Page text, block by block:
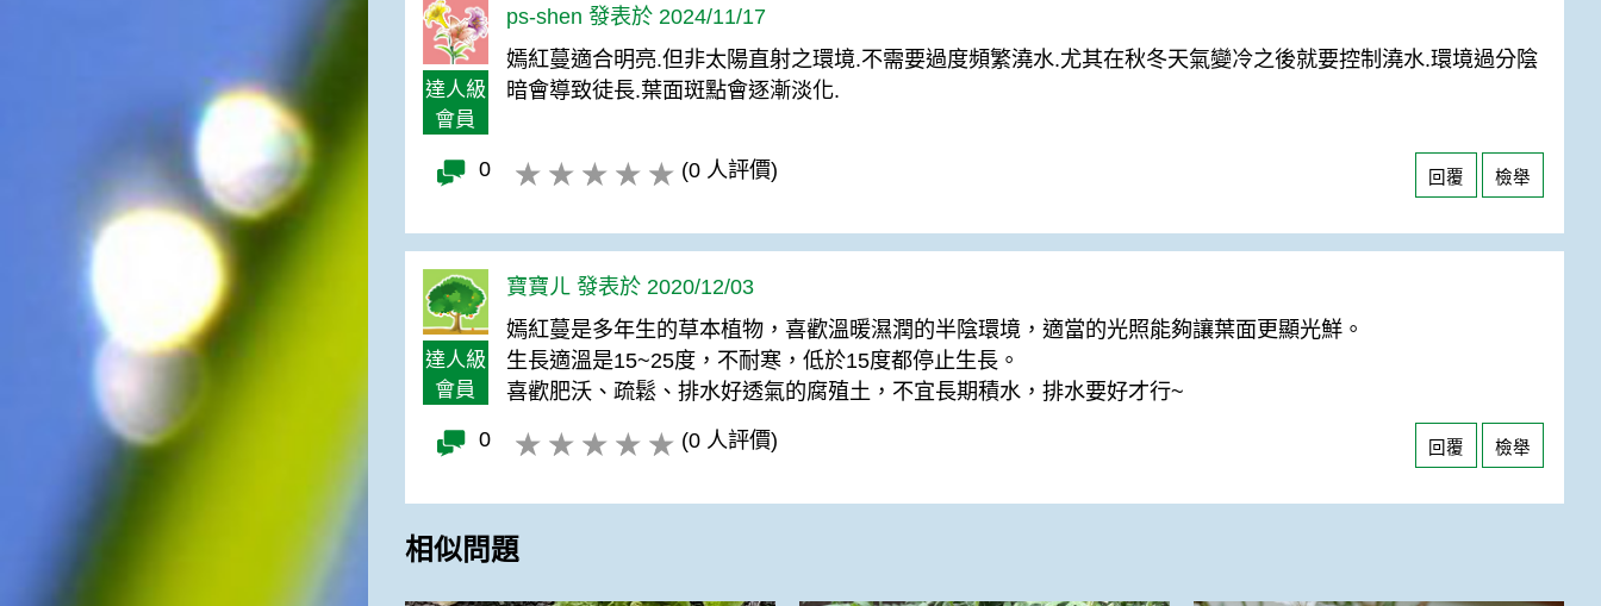
月，則漁民的作業期會比較早
結束；如果「立秋日」在七
月，則天氣會持續穩定，今年
的捕魚季節就會比較長，而漁
民們的收入也會相對提高呢！
達人級
會員
ps-shen 發表於 2024/11/17
嫣紅蔓適合明亮.但非太陽直射之環境.不需要過度頻繁澆水.尤其在秋冬天氣變冷之後就要控制澆水.環境過分陰
暗會導致徒長.葉面斑點會逐漸淡化.
0 (0 人評價) 回覆 檢舉
達人級
會員
寶寶ㄦ 發表於 2020/12/03
嫣紅蔓是多年生的草本植物，喜歡溫暖濕潤的半陰環境，適當的光照能夠讓葉面更顯光鮮。
生長適溫是15~25度，不耐寒，低於15度都停止生長。
喜歡肥沃、疏鬆、排水好透氣的腐殖土，不宜長期積水，排水要好才行~
0 (0 人評價) 回覆 檢舉
相似問題